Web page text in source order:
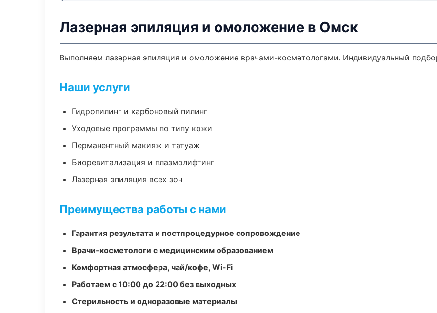
Лазерная эпиляция и омоложение в Омск
Выполняем лазерная эпиляция и омоложение врачами-косметологами. Индивидуальный
Наши услуги
Гидропилинг и карбоновый пилинг
Уходовые программы по типу кожи
Перманентный макияж и татуаж
Биоревитализация и плазмолифтинг
Лазерная эпиляция всех зон
Преимущества работы с нами
Гарантия результата и постпроцедурное сопровождение
Врачи-косметологи с медицинским образованием
Комфортная атмосфера, чай/кофе, Wi-Fi
Работаем с 10:00 до 22:00 без выходных
Стерильность и одноразовые материалы